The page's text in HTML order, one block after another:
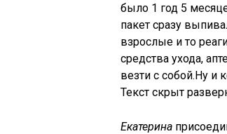
было 1 год 5
пакет сразу
взрослые и то
средства ухода,
везти с собой.Ну и
Текст скрыт
Екатерина